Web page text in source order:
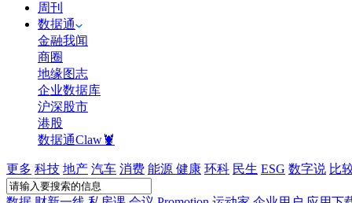
周刊
数据通
金融我闻
商圈
地缘图志
企业数据库
沪深股市
港股
数据通Claw🦞
更多 科技 地产 汽车 消费 能源 健康 环科 民生 ESG 数字说 比